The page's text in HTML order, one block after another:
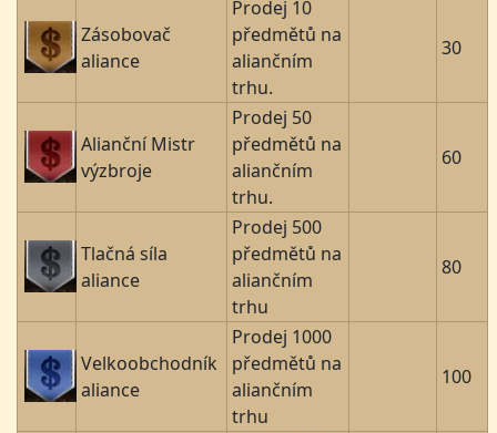
Zásobovač
aliance
Prodej 10
předmětů na
aliančním
trhu.
30
Alianční Mistr
výzbroje
Prodej 50
předmětů na
aliančním
trhu.
60
Tlačná síla
aliance
Prodej 500
předmětů na
aliančním
trhu
80
Velkoobchodník
aliance
Prodej 1000
předmětů na
aliančním
trhu
100